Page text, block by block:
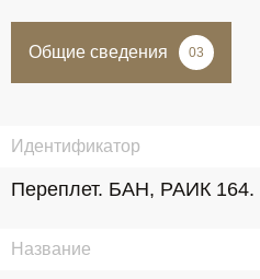
Общие сведения 03
Идентификатор
Переплет. БАН, РАИК 164.
Название